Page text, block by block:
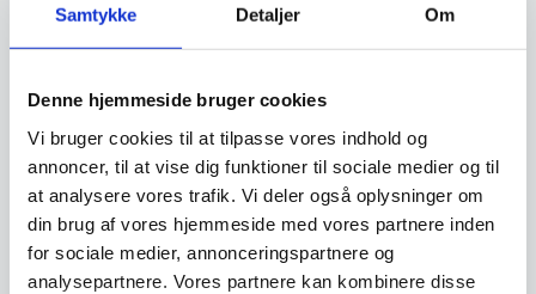
Samtykke Detaljer Om
Denne hjemmeside bruger cookies
Vi bruger cookies til at tilpasse vores indhold og
annoncer, til at vise dig funktioner til sociale medier og til
at analysere vores trafik. Vi deler også oplysninger om
din brug af vores hjemmeside med vores partnere inden
for sociale medier, annonceringspartnere og
analysepartnere. Vores partnere kan kombinere disse
sikrer nem og stabil montering på både vægge
hvilket gør den praktisk til noter og beskeder.
Den robuste og slidstærke finish kombineret
med enkel installation gør den ideel til både
professionelle køkkener og private hjem, hvor
funktionalitet og æstetik går hånd i hånd.
Tip fra vores salgsteam